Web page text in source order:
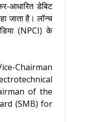
आधारित डेबिट
जाता है। लॉन्च
(NPCI) के
Chairman
of the
(SMB) for